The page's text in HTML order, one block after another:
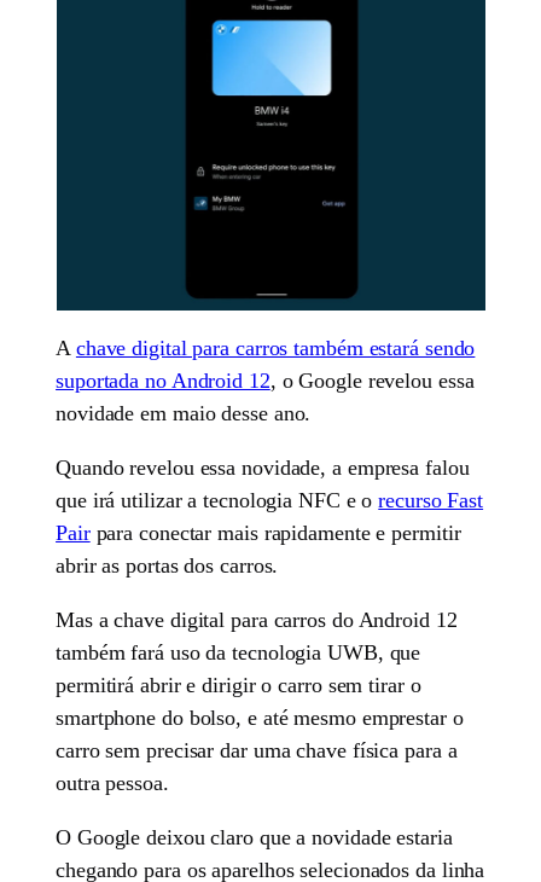
A chave digital para carros também estará sendo
suportada no Android 12, o Google revelou essa
novidade em maio desse ano.
Quando revelou essa novidade, a empresa falou
que irá utilizar a tecnologia NFC e orecurso Fast
Pairpara conectar mais rapidamente e permitir
abrir as portas dos carros.
Mas a chave digital para carros do Android 12
também fará uso da tecnologia UWB, que
permitirá abrir e dirigir o carro sem tirar o
smartphone do bolso, e até mesmo emprestar o
carro sem precisar dar uma chave física para a
outra pessoa.
O Google deixou claro que a novidade estaria
chegando para os aparelhos selecionados da linha